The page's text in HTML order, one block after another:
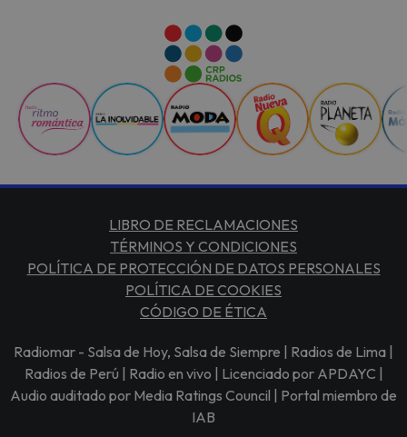
LIBRO DE RECLAMACIONES
TÉRMINOS Y CONDICIONES
POLÍTICA DE PROTECCIÓN DE DATOS PERSONALES
POLÍTICA DE COOKIES
CÓDIGO DE ÉTICA
Radiomar - Salsa de Hoy, Salsa de Siempre | Radios de Lima |
Radios de Perú | Radio en vivo | Licenciado por APDAYC |
Audio auditado por Media Ratings Council | Portal miembro de
IAB